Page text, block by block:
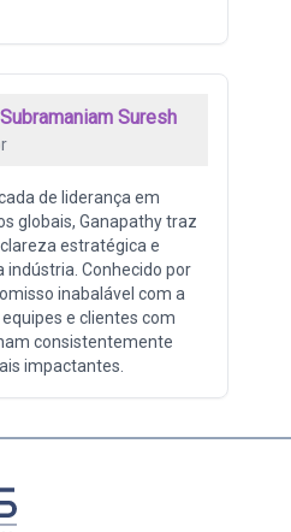
Suresh
de liderança em
globais, Ganapathy traz
estratégica e
Conhecido por
inabalável com a
e clientes com
consistentemente
impactantes.